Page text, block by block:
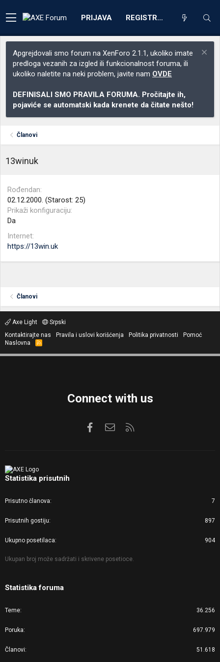
PRIJAVA REGISTRACIJA
Apgrejdovali smo forum na XenForo 2.1.1, ukoliko imate
predloga vezanih za izgled ili funkcionalnost foruma, ili
ukoliko naletite na neki problem, javite nam OVDE
DEFINISALI SMO PRAVILA FORUMA. Pročitajte ih,
pojaviće se automatski kada krenete da čitate nešto!
Članovi
13winuk
Rođendan
02.12.2000. (Starost: 25)
Prikaži konfiguraciju
Da
Internet
https://13win.uk
Članovi
Axe Light
Srpski
Kontaktirajte nas
Pravila i uslovi korišćenja Politika privatnosti
Pomoć
Naslovna
R
S
Connect with us
FacebookKontaktirajte nas
Statistika prisutnih
Prisutno članova 7
Prisutnih gostiju 897
Ukupno posetilaca 904
Ukupan broj može sadržati i skrivene posetioce.
Statistika foruma
Teme 36.256
Poruka 697.979
Članovi 51.618